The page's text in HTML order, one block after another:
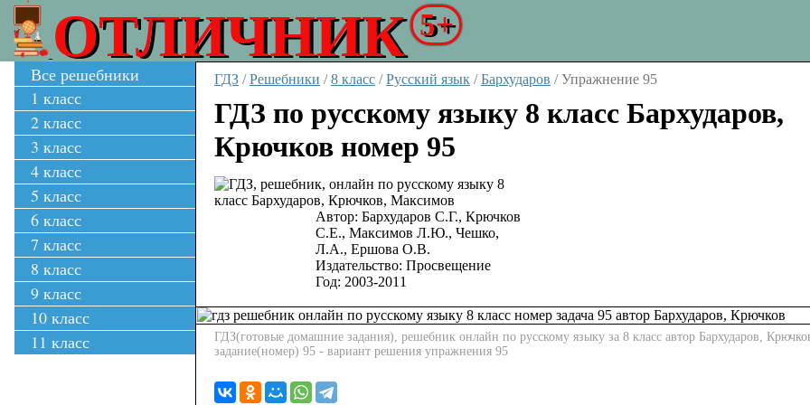
ОТЛИЧНИК 5+
Все решебники
1 класс
2 класс
3 класс
4 класс
5 класс
6 класс
7 класс
8 класс
9 класс
10 класс
11 класс
ГДЗ / Решебники / 8 класс / Русский язык / Бархударов / Упражнение 95
ГДЗ по русскому языку 8 класс Бархударов,
Крючков номер 95
Автор: Бархударов С.Г., Крючков
С.Е., Максимов Л.Ю., Чешко,
Л.А., Ершова О.В.
Издательство: Просвещение
Год: 2003-2011
ГДЗ(готовые домашние задания), решебник онлайн по русскому языку за 8 класс автор Бархударов,
задание(номер) 95 - вариант решения упражнения 95